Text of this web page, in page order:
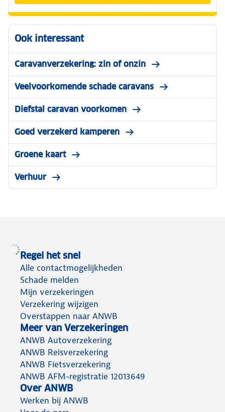
Ook interessant
Caravanverzekering: zin of onzin
Veelvoorkomende schade caravans
Diefstal caravan voorkomen
Goed verzekerd kamperen
Groene kaart
Verhuur
Regel het snel
Alle contactmogelijkheden
Schade melden
Mijn verzekeringen
Verzekering wijzigen
Overstappen naar ANWB
Meer van Verzekeringen
ANWB Autoverzekering
ANWB Reisverzekering
ANWB Fietsverzekering
ANWB AFM-registratie 12013649
Over ANWB
Werken bij ANWB